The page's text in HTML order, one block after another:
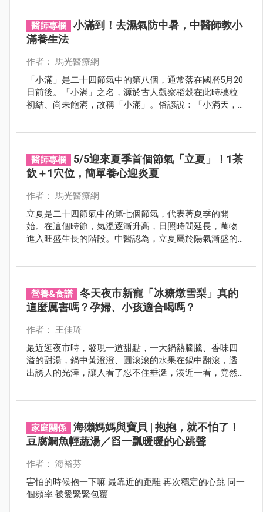
醫師專欄
小滿到！去濕氣防中暑，中醫師教小
滿養生法
作者： 馬光醫療網
「小滿」是二十四節氣中的第八個，通常落在國曆5月20
日前後。「小滿」之名，源於古人觀察稻榖在此時穗粒
初結、尚未飽滿，故稱「小滿」。俗諺說：「小滿天，
醫師專欄
5/5迎來夏季首個節氣「立夏」！1茶
飲＋1穴位，簡單養心迎炎夏
作者： 馬光醫療網
立夏是二十四節氣中的第七個節氣，代表著夏季的開
始。在這個時節，氣溫逐漸升高，日照時間延長，萬物
進入旺盛生長的階段。中醫認為，立夏屬於陽氣漸盛的
營養&食譜
冬天夜市新寵「冰糖燉雪梨」真的
這麼厲害嗎？孕婦、小孩適合喝嗎？
作者： 王佳琦
最近逛夜市時，發現一道甜點，一大鍋熱騰騰、香味四
溢的甜湯，鍋中黃澄澄、圓滾滾的水果在鍋中翻滾，透
出誘人的光澤，讓人看了忍不住垂涎，湊近一看，竟然
家庭關係
海獺媽媽與寶貝 | 抱抱，就不怕了！
豆腐鯛魚輕蔬湯／舀一瓢暖暖的心跳聲
作者： 海裕芬
害怕的時候抱一下嘛 最靠近的距離 再次穩定的心跳 同一
個頻率 被愛緊緊包覆